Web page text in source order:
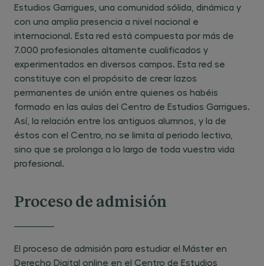
Estudios Garrigues, una comunidad sólida, dinámica y
con una amplia presencia a nivel nacional e
internacional. Esta red está compuesta por más de
7.000 profesionales altamente cualificados y
experimentados en diversos campos. Esta red se
constituye con el propósito de crear lazos
permanentes de unión entre quienes os habéis
formado en las aulas del Centro de Estudios Garrigues.
Así, la relación entre los antiguos alumnos, y la de
éstos con el Centro, no se limita al periodo lectivo,
sino que se prolonga a lo largo de toda vuestra vida
profesional.
Proceso de admisión
El proceso de admisión para estudiar el Máster en
Derecho Digital online en el Centro de Estudios